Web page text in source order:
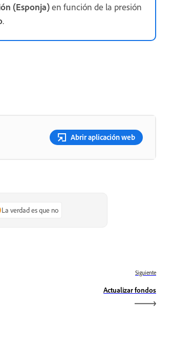
(Esponja)en función de la presión
.
Abrir aplicación web
La verdad es que no
Siguiente
Actualizar fondos